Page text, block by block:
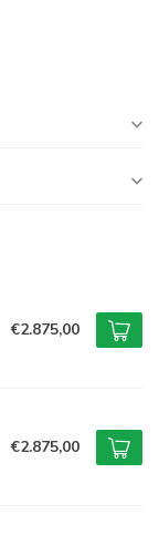
€2.875,00
€2.875,00